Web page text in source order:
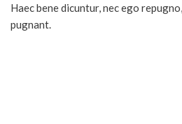
Haec bene dicuntur, nec ego
pugnant.